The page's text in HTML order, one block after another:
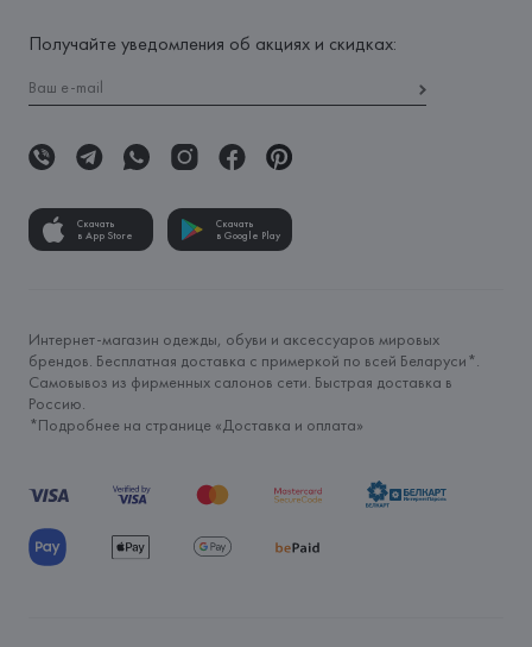
Получайте уведомления об акциях и скидках:
Скачать
в App Store
Скачать
в Google Play
Интернет-магазин одежды, обуви и аксессуаров мировых
брендов. Бесплатная доставка с примеркой по всей Беларуси*.
Самовывоз из фирменных салонов сети. Быстрая доставка в
Россию.
*Подробнее на странице «Доставка и оплата»